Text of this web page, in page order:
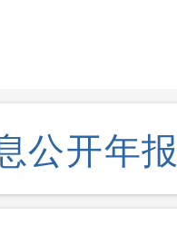
公开年